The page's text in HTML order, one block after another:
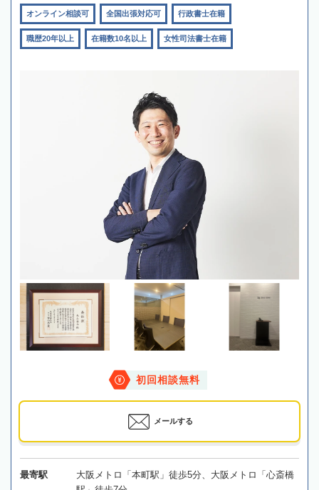
オンライン相談可 全国出張対応可 行政書士在籍
職歴20年以上 在籍数10名以上 女性司法書士在籍
初回相談無料
メールする
最寄駅
大阪メトロ「本町駅」徒歩5分、大阪メトロ「心斎橋